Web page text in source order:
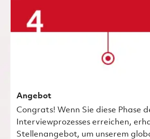
Angebot
Congrats! Wenn Sie diese Phase
Interviewprozesses erreichen,
Stellenangebot, um unserem